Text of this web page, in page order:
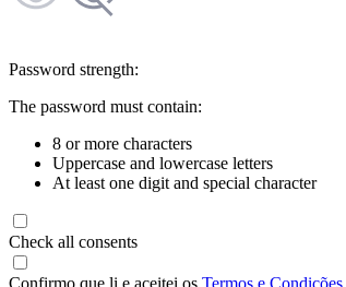
Password strength:
The password must contain:
8 or more characters
Uppercase and lowercase letters
At least one digit and special character
Check all consents
Confirmo que li e aceitei os Termos e Condições